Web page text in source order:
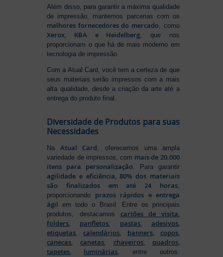
Além disso, para garantir a máxima qualidade
de impressão, mantemos parcerias com os
melhores fornecedores do mercado , como
Xerox, KBA e Heidelberg , que nos
proporcionam o que há de mais moderno em
tecnologia de impressão.
Com a Atual Card, você tem a certeza de que
seus materiais serão impressos com a mais
alta qualidade, desde a criação da arte até a
entrega do produto final.
Diversidade de Produtos para suas
Necessidades
NaAtual Card, oferecemos uma ampla
variedade de impressos, com mais de 20.000
itens para personalização. Para garantir
agilidade e eficiência, 80% dos materiais
são finalizados em até 24 horas,
proporcionando prazos rápidos e entrega
ágil em todo o Brasil. Entre os principais
produtos, destacamos cartões de visita,
folders, panfletos, pastas, adesivos,
etiquetas,calendários, banners, copos,
canecas,canetas, chaveiros, quadros,
tapetes, luminárias, entre outros.